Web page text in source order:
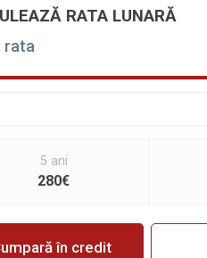
RATA LUNARĂ
rata
5 ani
280€
în credit